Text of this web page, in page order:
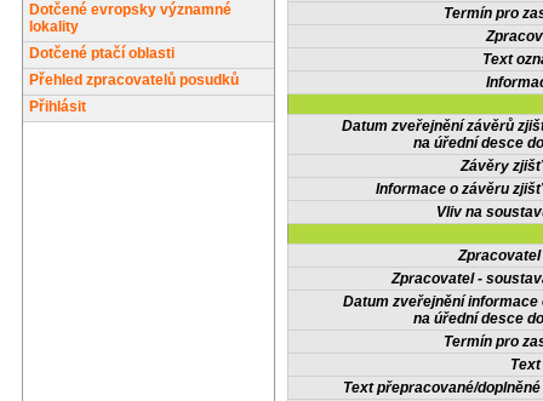
Dotčené evropsky významné
lokality
Dotčené ptačí oblasti
Přehled zpracovatelů posudků
Přihlásit
Termín pro
Text
Datum zveřejnění závěrů
na úřední desce
Závěry
Informace o závěru
Vliv na
Zpracovatel -
Datum zveřejnění informace
na úřední desce
Termín pro
Text přepracované/